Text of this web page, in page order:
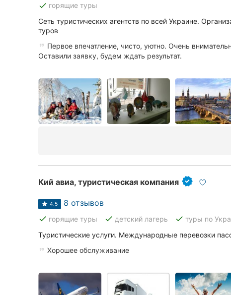
done горящие туры
Сеть туристических агентств по всей Украине.
туров
Первое впечатление, чисто, уютно. Очень
Оставили заявку, будем ждать результат.
Кий авиа, туристическая компания
4.5 8 отзывов
done горящие туры done детский лагерь done туры по
Туристические услуги. Международные перевозки
Хорошее обслуживание